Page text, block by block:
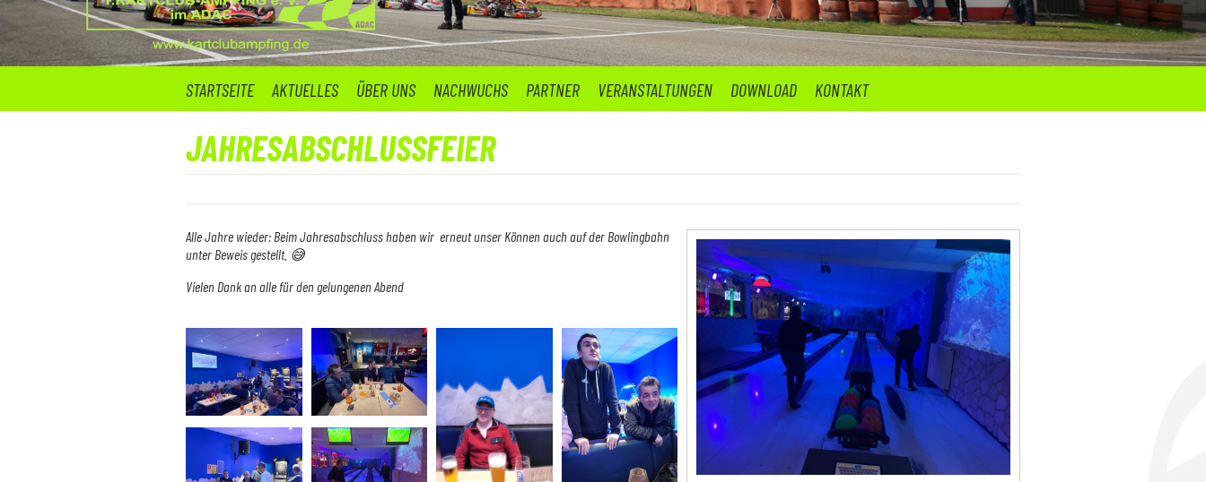
STARTSEITE AKTUELLES ÜBER UNS NACHWUCHS PARTNER VERANSTALTUNGEN DOWNLOAD KONTAKT
JAHRESABSCHLUSSFEIER
Alle Jahre wieder: Beim Jahresabschluss haben wir erneut unser Können auch auf der Bowlingbahn
unter Beweis gestellt. 😅
Vielen Dank an alle für den gelungenen Abend